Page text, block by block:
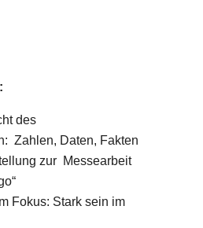
des
Zahlen, Daten, Fakten
zur Messearbeit
Fokus: Stark sein im